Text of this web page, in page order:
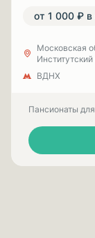
от 1 000 ₽ в
Московская
ВДНХ
Пансионаты